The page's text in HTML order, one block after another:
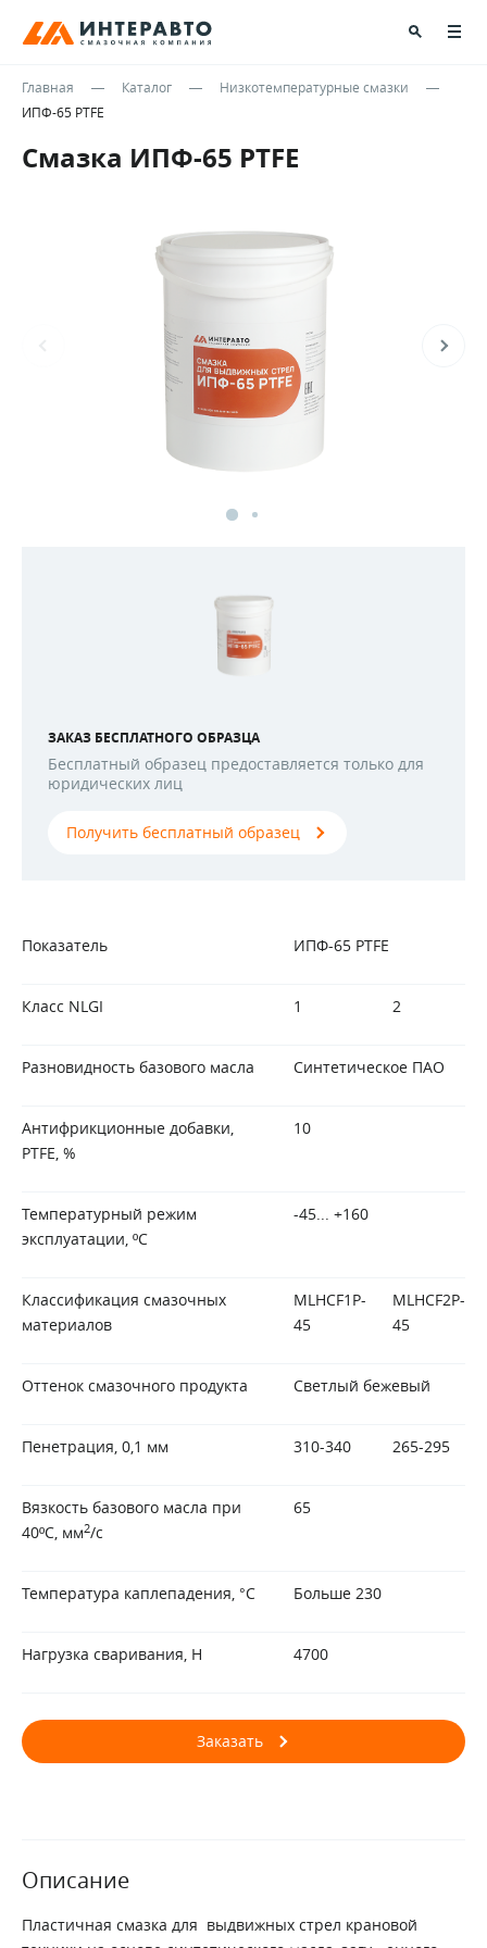
Главная Каталог
Низкотемпературные смазки
ИПФ-65 PTFE
Смазка ИПФ-65 PTFE
ЗАКАЗ БЕСПЛАТНОГО ОБРАЗЦА
Бесплатный образец предоставляется только для
юридических лиц
Получить бесплатный образец
Показатель ИПФ-65 PTFE
Класс NLGI 1 2
Разновидность базового масла Синтетическое ПАО
Антифрикционные добавки,
PTFE, %
10
Температурный режим
эксплуатации, ºС
-45... +160
Классификация смазочных
материалов
MLHCF1P-
45
MLHCF2P-
45
Оттенок смазочного продукта Светлый бежевый
Пенетрация, 0,1 мм 310-340 265-295
Вязкость базового масла при
40ºС, мм2/с
65
Температура каплепадения, °С Больше 230
Нагрузка сваривания, Н 4700
Заказать
Описание
Пластичная смазка для выдвижных стрел крановой